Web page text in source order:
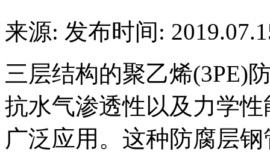
来源: 发布时间:
三层结构的聚乙烯(3PE)
抗水气渗透性以及力学
广泛应用。这种防腐层